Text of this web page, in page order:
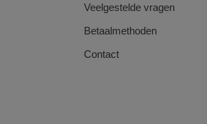
Veelgestelde vragen
Betaalmethoden
Contact